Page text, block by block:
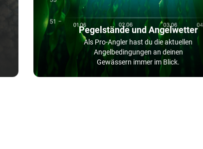
Pegelstände und Angelwetter
Als Pro-Angler hast du die aktuellen
Angelbedingungen an deinen
Gewässern immer im Blick.